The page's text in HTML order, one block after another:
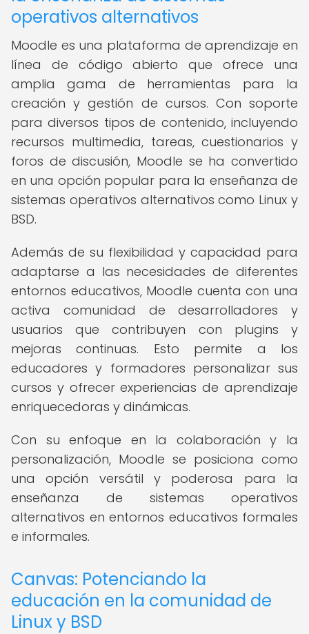
operativos alternativos
Moodle es una plataforma de aprendizaje en
línea de código abierto que ofrece una
amplia gama de herramientas para la
creación y gestión de cursos. Con soporte
para diversos tipos de contenido, incluyendo
recursos multimedia, tareas, cuestionarios y
foros de discusión, Moodle se ha convertido
en una opción popular para la enseñanza de
sistemas operativos alternativos como Linux y
BSD.
Además de su flexibilidad y capacidad para
adaptarse a las necesidades de diferentes
entornos educativos, Moodle cuenta con una
activa comunidad de desarrolladores y
usuarios que contribuyen con plugins y
mejoras continuas. Esto permite a los
educadores y formadores personalizar sus
cursos y ofrecer experiencias de aprendizaje
enriquecedoras y dinámicas.
Con su enfoque en la colaboración y la
personalización, Moodle se posiciona como
una opción versátil y poderosa para la
enseñanza de sistemas operativos
alternativos en entornos educativos formales
e informales.
Canvas: Potenciando la
educación en la comunidad de
Linux y BSD